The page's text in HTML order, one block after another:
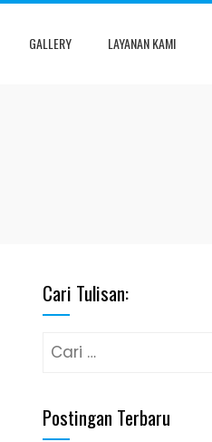
GALLERY LAYANAN KAMI
Cari Tulisan:
Cari
Postingan Terbaru